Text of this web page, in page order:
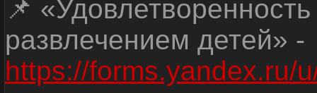
📌
развлечением детей» -
https://forms.yandex.ru/